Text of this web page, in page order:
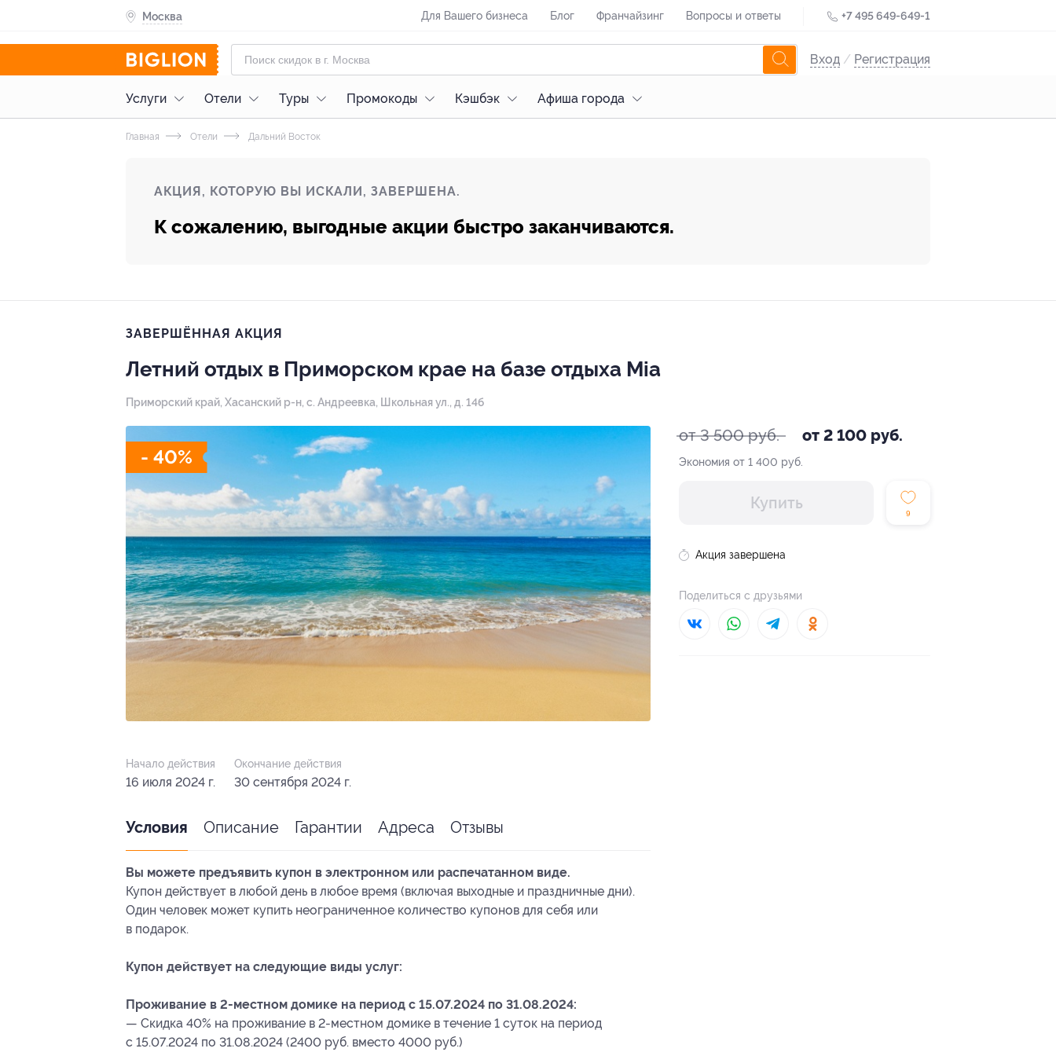
Москва Для Вашего бизнеса Блог Франчайзинг Вопросы и ответы +7 495 649-649-1
Вход / Регистрация
Услуги Отели Туры Промокоды Кэшбэк Афиша города
Главная Отели Дальний Восток
АКЦИЯ, КОТОРУЮ ВЫ ИСКАЛИ, ЗАВЕРШЕНА.
К сожалению, выгодные акции быстро заканчиваются.
ЗАВЕРШЁННАЯ АКЦИЯ
Летний отдых в Приморском крае на базе отдыха Mia
Приморский край, Хасанский р-н, с. Андреевка, Школьная ул., д. 14б
- 40%
от 3 500 руб. от 2 100 руб.
Экономия от 1 400 руб.
Купить
9
Акция завершена
Поделиться с друзьями
Начало действия
16 июля 2024 г.
Окончание действия
30 сентября 2024 г.
Условия Описание Гарантии Адреса Отзывы
Вы можете предъявить купон в электронном или распечатанном виде.
Купон действует в любой день в любое время (включая выходные и праздничные дни).
Один человек может купить неограниченное количество купонов для себя или
в подарок.
Купон действует на следующие виды услуг:
Проживание в 2-местном домике на период с 15.07.2024 по 31.08.2024:
— Скидка 40% на проживание в 2-местном домике в течение 1 суток на период
с 15.07.2024 по 31.08.2024 (2400 руб. вместо 4000 руб.)